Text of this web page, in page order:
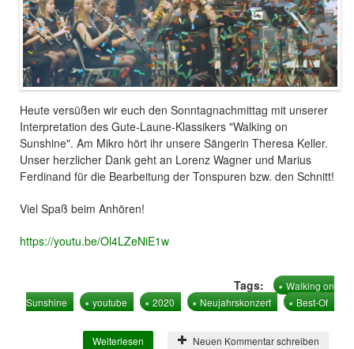
Heute versüßen wir euch den Sonntagnachmittag mit unserer
Interpretation des Gute-Laune-Klassikers "Walking on
Sunshine". Am Mikro hört ihr unsere Sängerin Theresa Keller.
Unser herzlicher Dank geht an Lorenz Wagner und Marius
Ferdinand für die Bearbeitung der Tonspuren bzw. den Schnitt!
Viel Spaß beim Anhören!
https://youtu.be/Ol4LZeNiE1w
Tags:
Walking on
Sunshine
youtube 2020 Neujahrskonzert Best-Of
Weiterlesen über Walking on Sunshine online
Neuen Kommentar schreiben